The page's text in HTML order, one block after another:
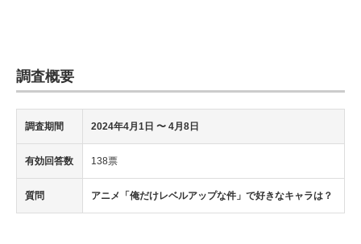
調査概要
調査期間 2024年4月1日 〜 4月8日
有効回答数 138票
質問 アニメ「俺だけレベルアップな件」で好きなキャラは？